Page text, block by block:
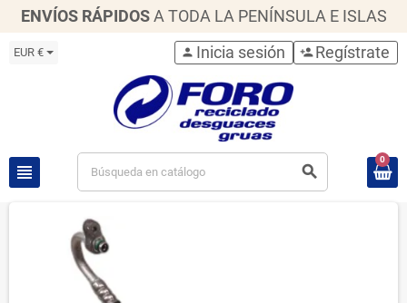
ENVÍOS RÁPIDOS A TODA LA PENÍNSULA E ISLAS
EUR €
view_headline search
person Inicia sesión person_add Regístrate
0